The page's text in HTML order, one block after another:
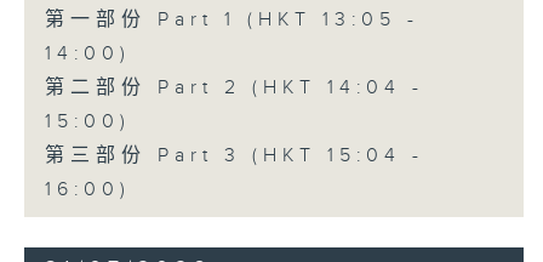
第一部份 Part 1 (HKT 13:05 -
14:00)
第二部份 Part 2 (HKT 14:04 -
15:00)
第三部份 Part 3 (HKT 15:04 -
16:00)